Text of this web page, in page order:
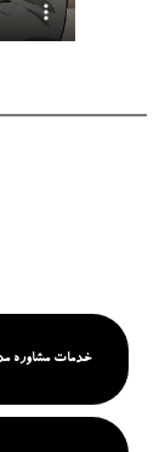
خدمات مشاوره